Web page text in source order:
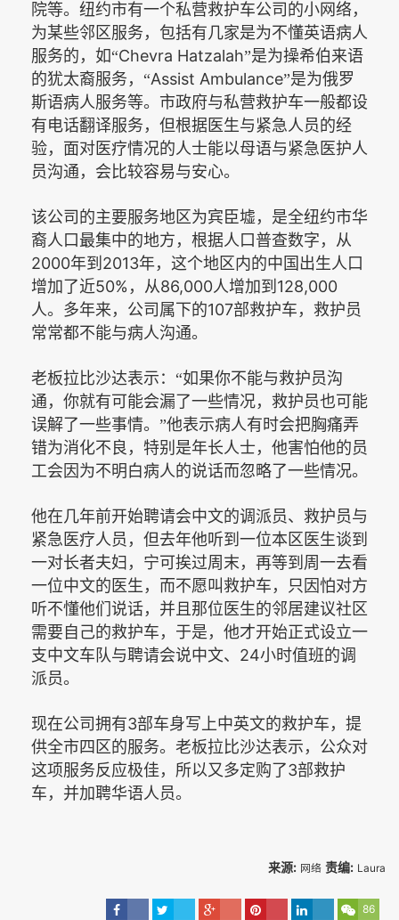
院等。纽约市有一个私营救护车公司的小网络，
为某些邻区服务，包括有几家是为不懂英语病人
服务的，如“Chevra Hatzalah”是为操希伯来语
的犹太裔服务，“Assist Ambulance”是为俄罗
斯语病人服务等。市政府与私营救护车一般都设
有电话翻译服务，但根据医生与紧急人员的经
验，面对医疗情况的人士能以母语与紧急医护人
员沟通，会比较容易与安心。
该公司的主要服务地区为宾臣墟，是全纽约市华
裔人口最集中的地方，根据人口普查数字，从
2000年到 2013年，这个地区内的中国出生人口
增加了近50% ，从86,000人增加到 128,000
人。多年来，公司属下的107部救护车，救护员
常常都不能与病人沟通。
老板拉比沙达表示：“如果你不能与救护员沟
通，你就有可能会漏了一些情况，救护员也可能
误解了一些事情。”他表示病人有时会把胸痛弄
错为消化不良，特别是年长人士，他害怕他的员
工会因为不明白病人的说话而忽略了一些情况。
他在几年前开始聘请会中文的调派员、救护员与
紧急医疗人员，但去年他听到一位本区医生谈到
一对长者夫妇，宁可挨过周末，再等到周一去看
一位中文的医生，而不愿叫救护车，只因怕对方
听不懂他们说话，并且那位医生的邻居建议社区
需要自己的救护车，于是，他才开始正式设立一
支中文车队与聘请会说中文、 24小时值班的调
派员。
现在公司拥有3部车身写上中英文的救护车，提
供全市四区的服务。老板拉比沙达表示，公众对
这项服务反应极佳，所以又多定购了3部救护
车，并加聘华语人员。
来源: 网络 责编: Laura
86